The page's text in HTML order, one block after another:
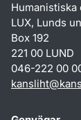
LUX, Lunds
Box 192
221 00 LUND
046-222 00
kansliht@